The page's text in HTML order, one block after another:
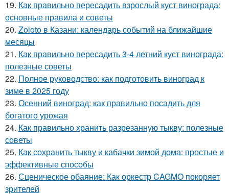
19. Как правильно пересадить взрослый куст винограда:
основные правила и советы
20. Zoloto в Казани: календарь событий на ближайшие
месяцы
21. Как правильно пересадить 3-4 летний куст винограда:
полезные советы
22. Полное руководство: как подготовить виноград к
зиме в 2025 году
23. Осенний виноград: как правильно посадить для
богатого урожая
24. Как правильно хранить разрезанную тыкву: полезные
советы
25. Как сохранить тыкву и кабачки зимой дома: простые и
эффективные способы
26. Сценическое обаяние: Как оркестр CAGMO покоряет
зрителей